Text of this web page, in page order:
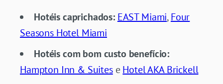
Hotéis caprichados: EAST Miami,Four
Seasons Hotel Miami
Hotéis com bom custo benefício:
Hampton Inn & SuiteseHotel AKA Brickell